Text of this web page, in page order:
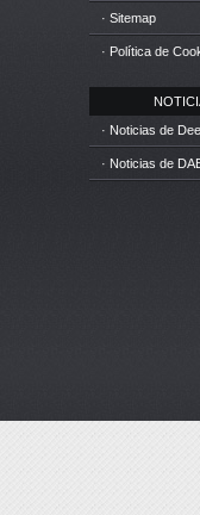
· Sitemap
· Política de
· Noticias de
· Noticias de